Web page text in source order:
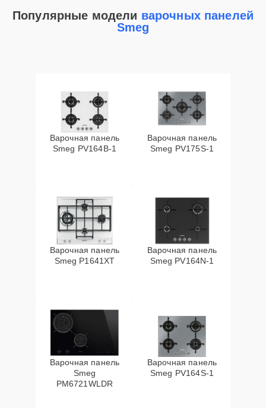
Популярные модели варочных панелей
Smeg
Варочная панель
Smeg PV164B-1
Варочная панель
Smeg PV175S-1
Варочная панель
Smeg P1641XT
Варочная панель
Smeg PV164N-1
Варочная панель
Smeg
PM6721WLDR
Варочная панель
Smeg PV164S-1